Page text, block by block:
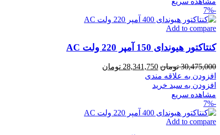
-7%
Add to compare
کنتاکتور هیوندای 150 آمپر 220 ولت AC
30,475,000 تومان قیمت
اصلی
28,341,750 تومان
افزودن به علاقه مندی
افزودن به سبد خرید
مشاهده سریع
-7%
Add to compare